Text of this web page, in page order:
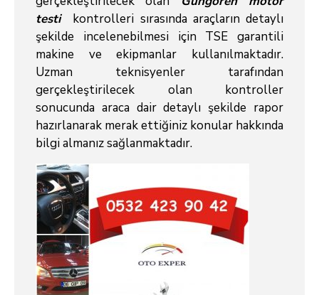
testi
kontrolleri sırasında araçların detaylı
şekilde incelenebilmesi için TSE garantili
makine ve ekipmanlar kullanılmaktadır.
Uzman teknisyenler tarafından
gerçekleştirilecek olan kontroller
sonucunda araca dair detaylı şekilde rapor
hazırlanarak merak ettiğiniz konular hakkında
bilgi almanız sağlanmaktadır.